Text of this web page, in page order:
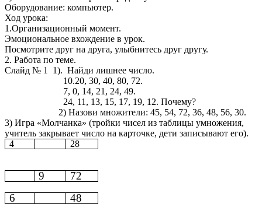
Оборудование: компьютер.
Ход урока:
1.Организационный момент.
Эмоциональное вхождение в урок.
Посмотрите друг на друга, улыбнитесь друг другу.
2. Работа по теме.
Слайд № 1 1). Найди лишнее число.
10.20, 30, 40, 80, 72.
7, 0, 14, 21, 24, 49.
24, 11, 13, 15, 17, 19, 12. Почему?
2) Назови множители: 45, 54, 72, 36, 48, 56, 30.
3) Игра «Молчанка» (тройки чисел из таблицы умножения,
учитель закрывает число на карточке, дети записывают его).
4
28
9
72
6
48